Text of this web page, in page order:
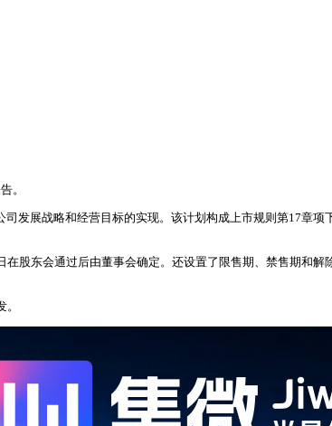
。
发展战略和经营目标的实现。该计划构成上市规则第17章项
股东会通过后由董事会确定。还设置了限售期、禁售期和解